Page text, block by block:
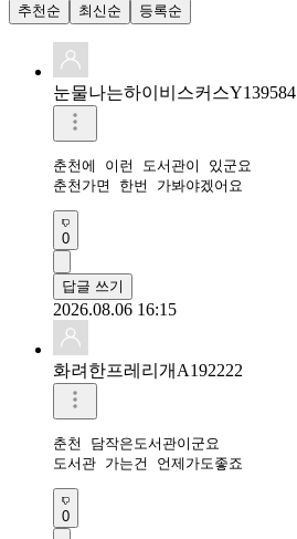
추천순
최신순 등록순
눈물나는하이비스커스Y139584
춘천에 이런 도서관이 있군요
춘천가면 한번 가봐야겠어요
0
답글 쓰기
2026.08.06 16:15
화려한프레리개A192222
춘천 담작은도서관이군요
도서관 가는건 언제가도좋죠
0